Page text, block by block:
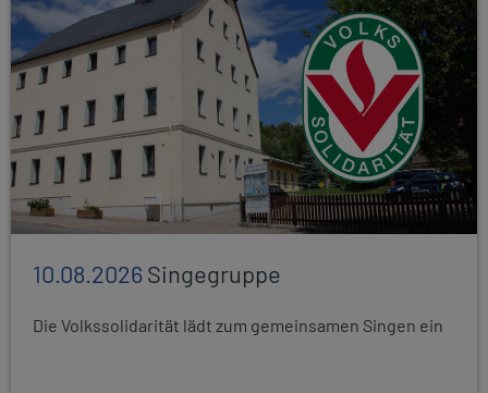
10.08.2026Singegruppe
Die Volkssolidarität lädt zum gemeinsamen Singen ein